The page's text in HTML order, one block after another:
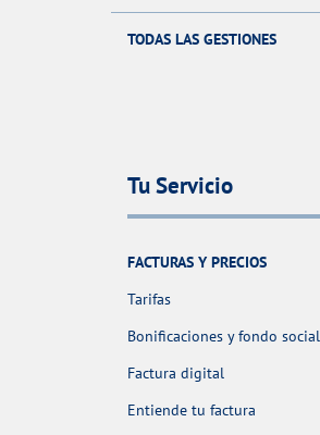
TODAS LAS GESTIONES
Tu Servicio
FACTURAS Y PRECIOS
Tarifas
Bonificaciones y fondo social
Factura digital
Entiende tu factura